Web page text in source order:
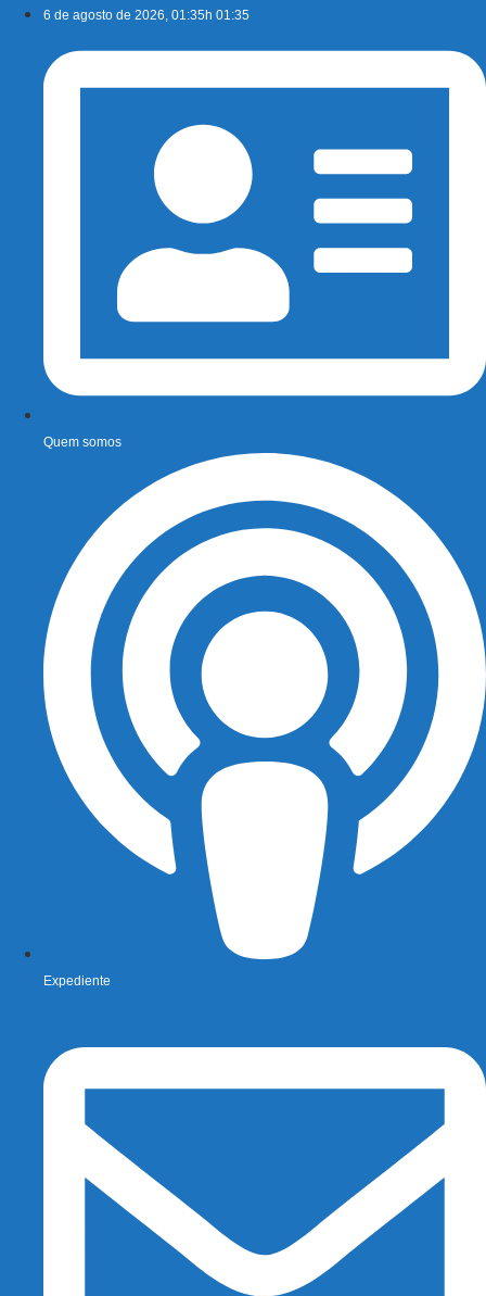
conteúdo
6 de agosto de 2026, 01:35h 01:35
Quem somos
Expediente